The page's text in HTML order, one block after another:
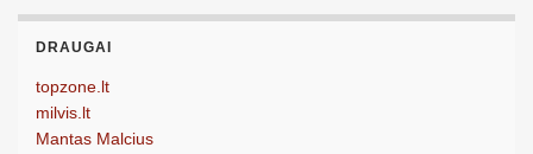
DRAUGAI
topzone.lt
milvis.lt
Mantas Malcius